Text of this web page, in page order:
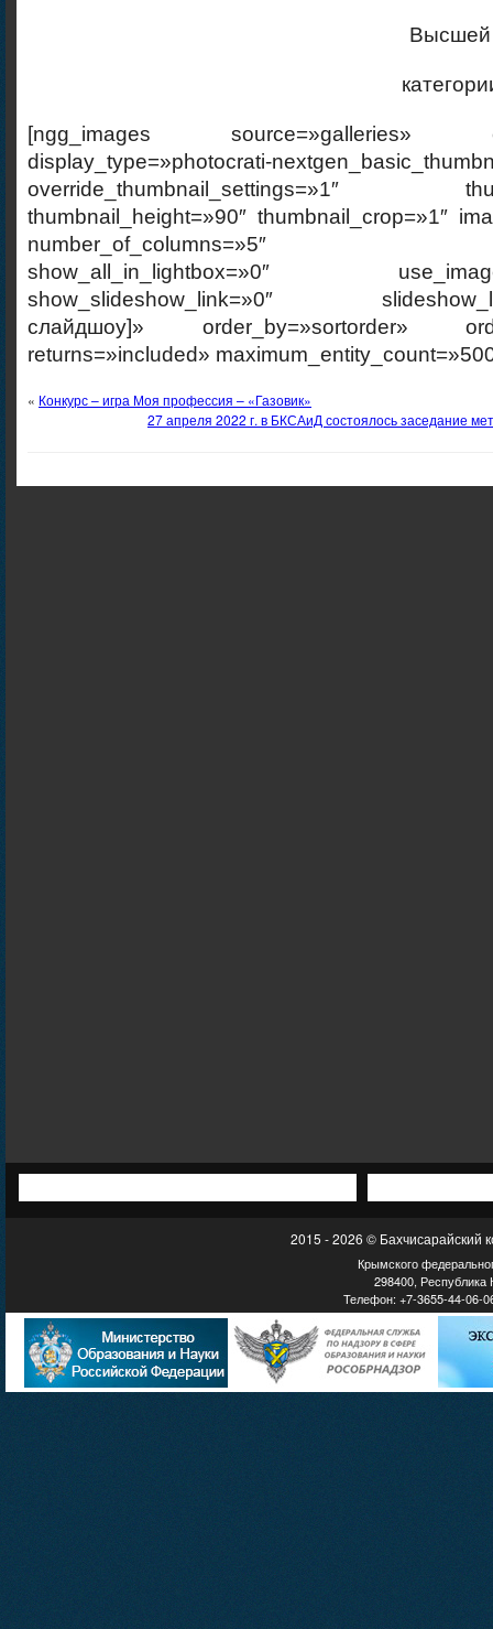
Высшей
[ngg_images source=»galleries»
display_type=»photocrati-
override_thumbnail_settings=»1″
thumbnail_height=»90″ thumbnail_crop=»1″
number_of_columns=»5″
show_all_in_lightbox=»0″
show_slideshow_link=»0″
слайдшоу]» order_by=»sortorder»
returns=»included»
« Конкурс – игра Моя профессия – «Газовик»
27 апреля 2022 г. в БКСАиД состоялось заседание
2015 - 2026 © Бахчисарайский
Крымского
298400, Республика
Телефон: +7-3655-44-06-